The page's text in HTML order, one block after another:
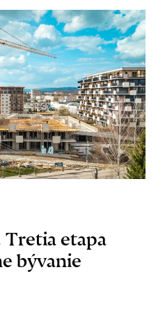
Tretia etapa
bývanie